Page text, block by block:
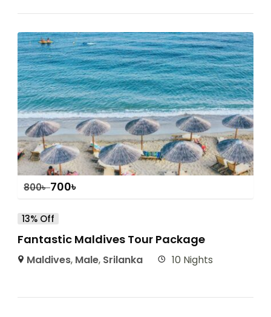
800৳ 700৳
13% Off
Fantastic Maldives Tour Package
Maldives, Male, Srilanka 10 Nights